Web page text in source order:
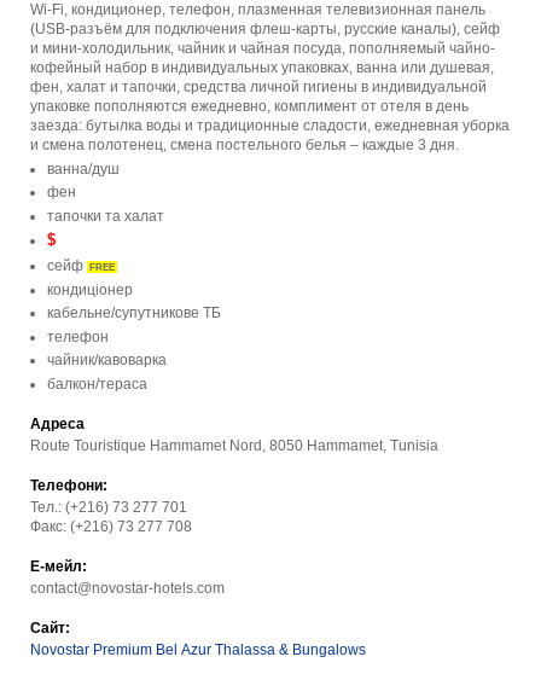
Wi-Fi, кондиционер, телефон, плазменная телевизионная панель
(USB-разъём для подключения флеш-карты, русские каналы), сейф
и мини-холодильник, чайник и чайная посуда, пополняемый чайно-
кофейный набор в индивидуальных упаковках, ванна или душевая,
фен, халат и тапочки, средства личной гигиены в индивидуальной
упаковке пополняются ежедневно, комплимент от отеля в день
заезда: бутылка воды и традиционные сладости, ежедневная уборка
и смена полотенец, смена постельного белья – каждые 3 дня.
ванна/душ
фен
тапочки та халат
$
сейф FREE
кондиціонер
кабельне/супутникове ТБ
телефон
чайник/кавоварка
балкон/тераса
Адреса
Route Touristique Hammamet Nord, 8050 Hammamet, Tunisia
Телефони:
Тел.: (+216) 73 277 701
Факс: (+216) 73 277 708
Е-мейл:
contact@novostar-hotels.com
Сайт:
Novostar Premium Bel Azur Thalassa & Bungalows